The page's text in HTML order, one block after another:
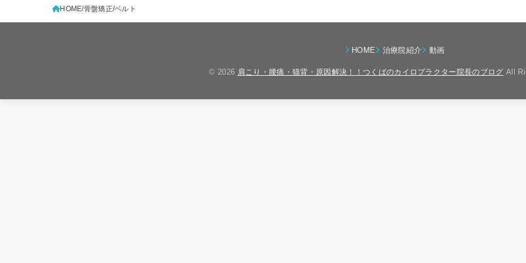
HOME 骨盤矯正 ベルト
HOME 治療院紹介 動画
© 2026 肩こり・腰痛・猫背・原因解決！！つくばのカイロプラクター院長のブログ All